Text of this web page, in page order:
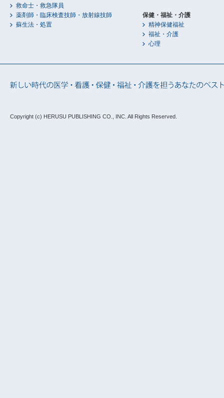
救命士・救急隊員
薬剤師・臨床検査技師・放射線技師
蘇生法・処置
保健・福祉・介護
精神保健福祉
福祉・介護
心理
Copyright (c) HERUSU PUBLISHING CO., INC. All Rights Reserved.